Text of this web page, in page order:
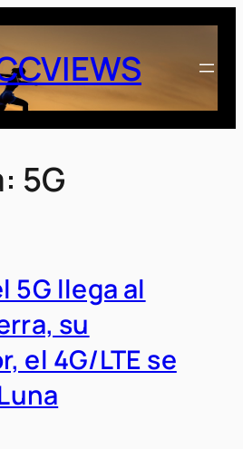
5G
5G llega al
su
el 4G/LTE se